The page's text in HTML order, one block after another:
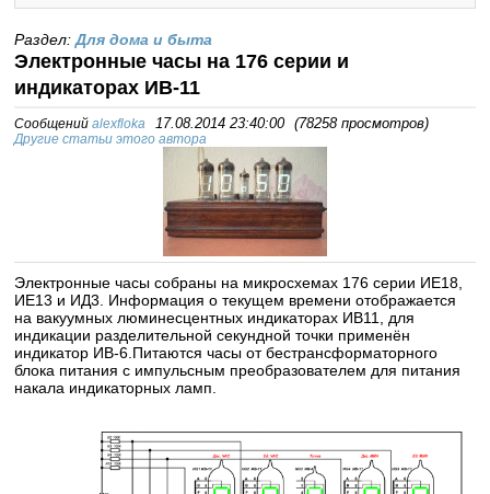
Раздел:Для дома и быта
Электронные часы на 176 серии и
индикаторах ИВ-11
Сообщенийalexfloka 17.08.2014 23:40:00 (78258 просмотров)
Другие статьи этого автора
Электронные часы собраны на микросхемах 176 серии ИЕ18,
ИЕ13 и ИД3. Информация о текущем времени отображается
на вакуумных люминесцентных индикаторах ИВ11, для
индикации разделительной секундной точки применён
индикатор ИВ-6.Питаются часы от бестрансформаторного
блока питания с импульсным преобразователем для питания
накала индикаторных ламп.